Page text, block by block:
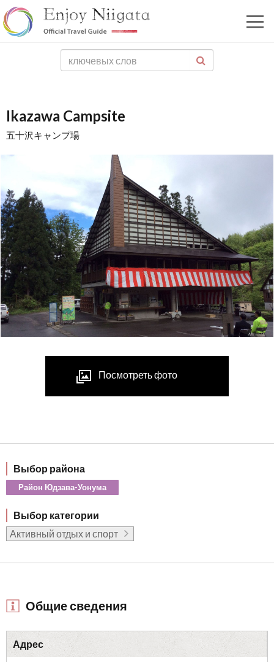
Ikazawa Campsite
五十沢キャンプ場
Посмотреть фото
Выбор района
Район Юдзава-Уонума
Выбор категории
Активный отдых и спорт
Общие сведения
Адрес